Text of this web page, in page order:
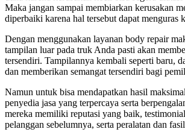
Maka jangan sampai membiarkan kerusakan
diperbaiki karena hal tersebut dapat menguras
Dengan menggunakan layanan body repair
tampilan luar pada truk Anda pasti akan
tersendiri. Tampilannya kembali seperti baru,
dan memberikan semangat tersendiri bagi
Namun untuk bisa mendapatkan hasil
penyedia jasa yang terpercaya serta
mereka memiliki reputasi yang baik,
pelanggan sebelumnya, serta peralatan dan